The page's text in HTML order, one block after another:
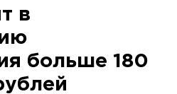
в
больше 180